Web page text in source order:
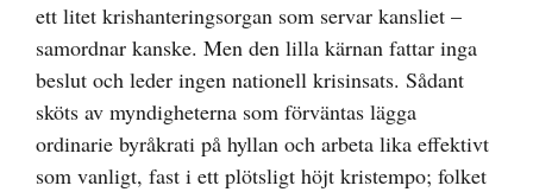
ett litet krishanteringsorgan som servar kansliet –
samordnar kanske. Men den lilla kärnan fattar inga
beslut och leder ingen nationell krisinsats. Sådant
sköts av myndigheterna som förväntas lägga
ordinarie byråkrati på hyllan och arbeta lika effektivt
som vanligt, fast i ett plötsligt höjt kristempo; folket